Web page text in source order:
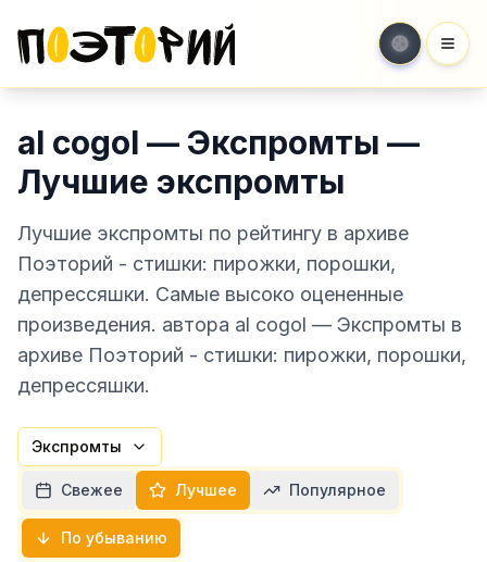
al cogol — Экспромты —
Лучшие экспромты
Лучшие экспромты по рейтингу в архиве
Поэторий - стишки: пирожки, порошки,
депрессяшки. Самые высоко оцененные
произведения. автора al cogol — Экспромты в
архиве Поэторий - стишки: пирожки, порошки,
депрессяшки.
Экспромты
Свежее Лучшее Популярное
По убыванию